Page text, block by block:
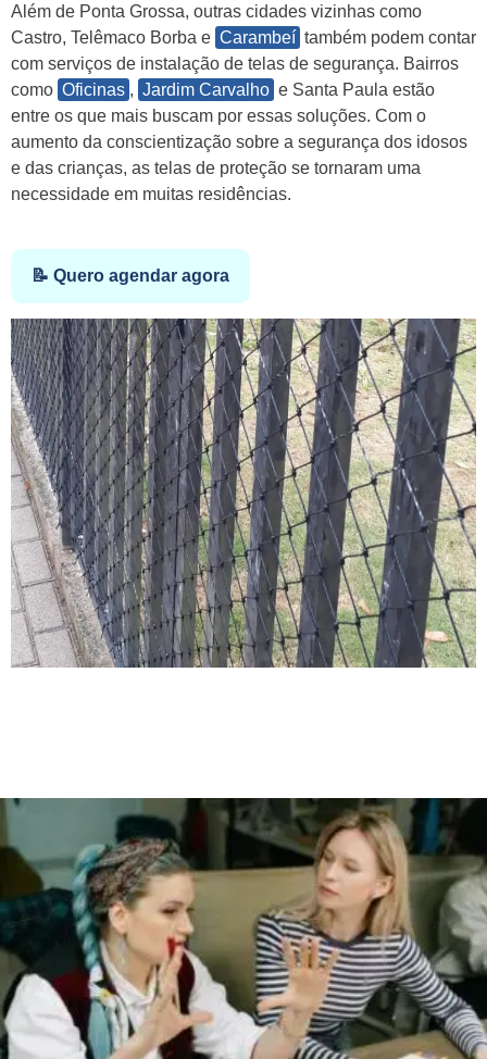
Além de Ponta Grossa, outras cidades vizinhas como
Castro, Telêmaco Borba e Carambeí também podem contar
com serviços de instalação de telas de segurança. Bairros
como Oficinas , Jardim Carvalho e Santa Paula estão
entre os que mais buscam por essas soluções. Com o
aumento da conscientização sobre a segurança dos idosos
e das crianças, as telas de proteção se tornaram uma
necessidade em muitas residências.
📝 Quero agendar agora